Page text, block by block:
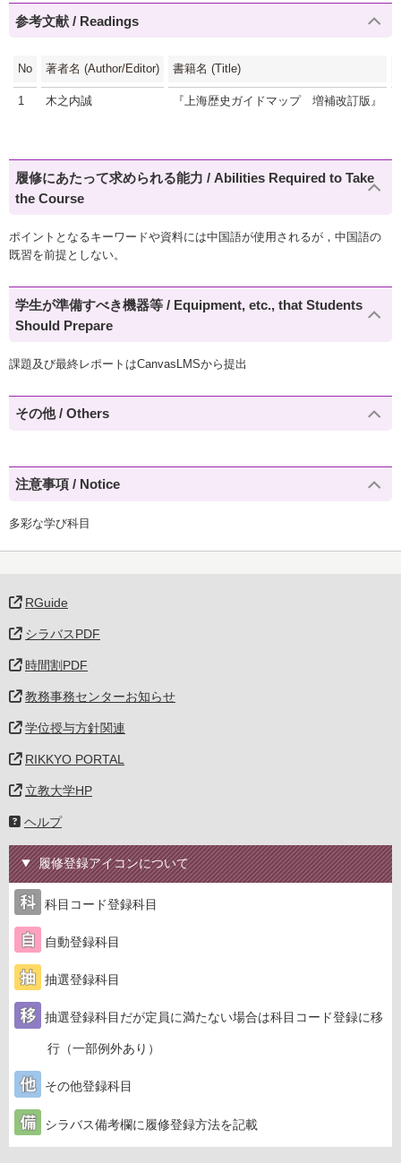
参考文献 / Readings
No 著者名 (Author/Editor) 書籍名 (Title)
1 木之内誠 『上海歴史ガイドマップ 増補改訂版』
履修にあたって求められる能力 / Abilities Required to Take
the Course
ポイントとなるキーワードや資料には中国語が使用されるが，中国語の
既習を前提としない。
学生が準備すべき機器等 / Equipment, etc., that Students
Should Prepare
課題及び最終レポートはCanvasLMSから提出
その他 / Others
注意事項 / Notice
多彩な学び科目
RGuide
シラバスPDF
時間割PDF
教務事務センターお知らせ
学位授与方針関連
RIKKYO PORTAL
立教大学HP
ヘルプ
履修登録アイコンについて
科目コード登録科目
自動登録科目
抽選登録科目
抽選登録科目だが定員に満たない場合は科目コード登録に移
行（一部例外あり）
その他登録科目
シラバス備考欄に履修登録方法を記載